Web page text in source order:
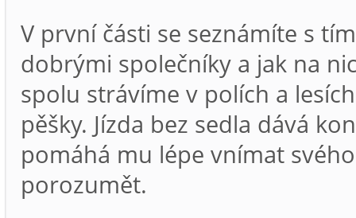
V první části se seznámíte s
dobrými společníky a jak na
spolu strávíme v polích a
pěšky. Jízda bez sedla dává
pomáhá mu lépe vnímat
porozumět.